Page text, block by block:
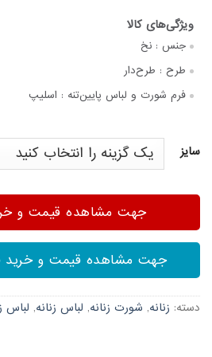
جنس : نخ
طرح : طرح‌دار
فرم شورت و لباس پایین‌تنه : اسلیپ
سایز
جهت مشاهده قیمت و
جهت مشاهده قیمت و خرید
دسته: زنانه, شورت زنانه, لباس زنانه, لباس